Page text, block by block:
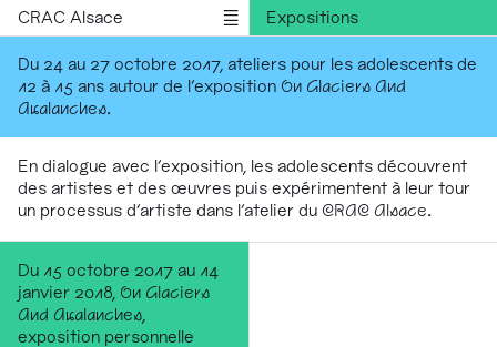
CRAC Alsace
Expositions
Médiations
Publications
Informations
Du 24 au 27 octobre 2017, ateliers pour les adolescents de
12 à 15 ans autour de l'exposition On Glaciers And
Avalanches.
En dialogue avec l'exposition, les adolescents découvrent
des artistes et des œuvres puis expérimentent à leur tour
un processus d'artiste dans l'atelier du CRAC Alsace.
Du 15 octobre 2017 au 14
janvier 2018, On Glaciers
And Avalanches
exposition personnelle